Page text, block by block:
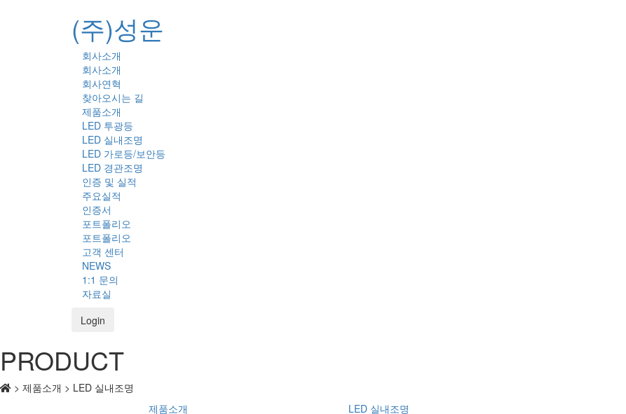
(주)성운
회사소개
회사소개
회사연혁
찾아오시는 길
제품소개
LED 투광등
LED 실내조명
LED 가로등/보안등
LED 경관조명
인증 및 실적
주요실적
인증서
포트폴리오
포트폴리오
고객 센터
NEWS
1:1 문의
자료실
Login
PRODUCT
> 제품소개 > LED 실내조명
제품소개
LED 실내조명